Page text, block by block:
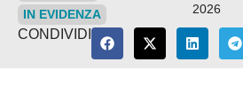
IN EVIDENZA
2026
CONDIVIDI